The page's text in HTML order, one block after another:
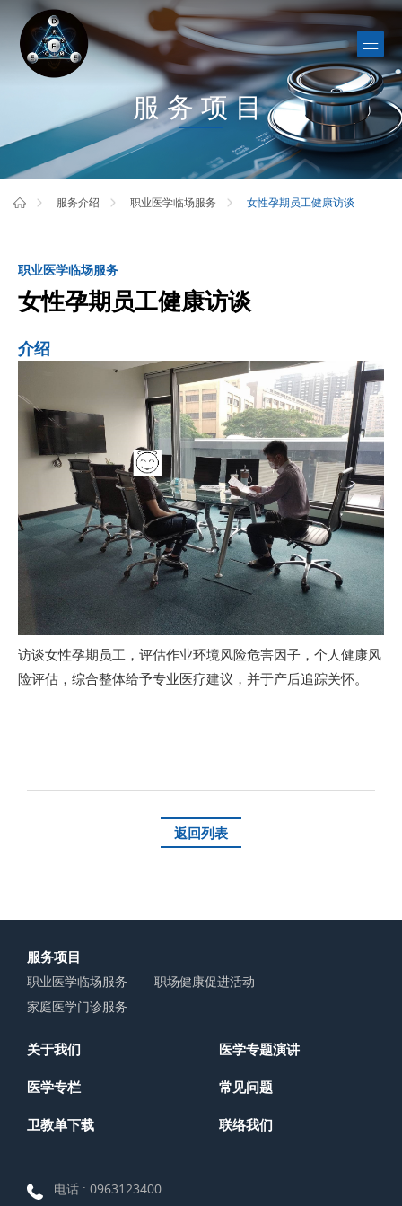
服务项目
服务介绍 职业医学临场服务 女性孕期员工健康访谈
职业医学临场服务
女性孕期员工健康访谈
介绍
访谈女性孕期员工，评估作业环境风险危害因子，个人健康风
险评估，综合整体给予专业医疗建议，并于产后追踪关怀。
返回列表
服务项目
职业医学临场服务
职场健康促进活动
家庭医学门诊服务
关于我们 医学专题演讲
医学专栏 常见问题
卫教单下载 联络我们
电话 : 0963123400